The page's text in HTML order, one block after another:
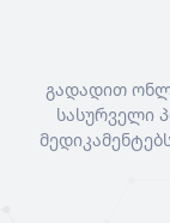
გადადით
სასურველი